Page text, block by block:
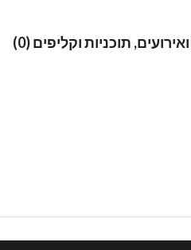
תוכניות וקליפים (0)